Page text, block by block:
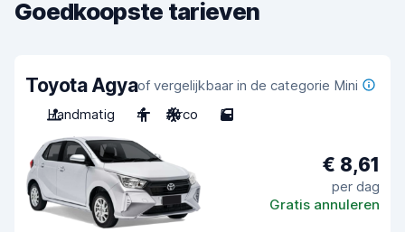
Goedkoopste tarieven
Toyota Agyaof vergelijkbaar in de categorie Mini
Handmatig
4 Airco 5
€ 8,61
per dag
Gratis annuleren